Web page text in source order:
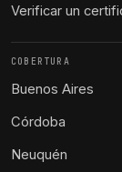
Verificar un
COBERTURA
Buenos Aires
Córdoba
Neuquén